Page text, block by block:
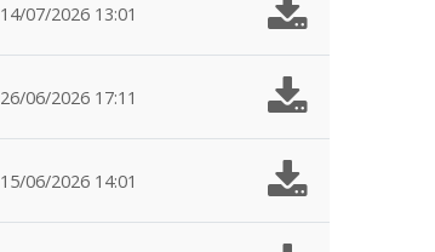
14/07/2026 13:01
26/06/2026 17:11
15/06/2026 14:01